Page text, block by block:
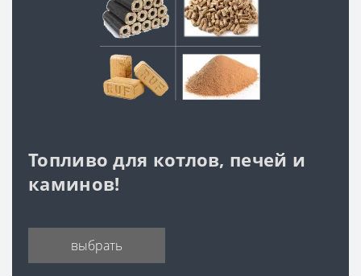
Топливо для котлов, печей и
каминов!
выбрать